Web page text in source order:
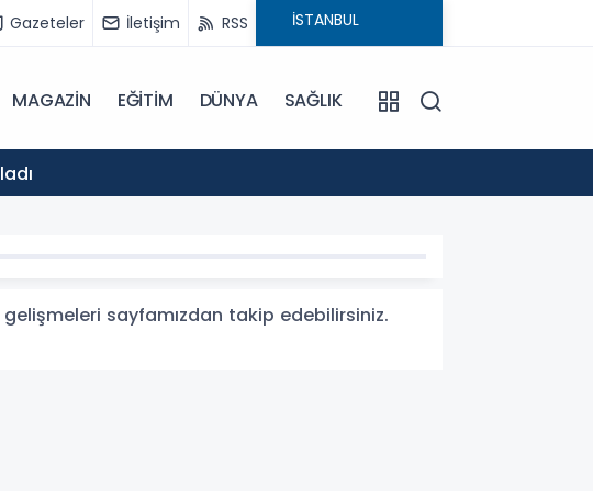
Gazeteler İletişim RSS
MAGAZİN EĞİTİM DÜNYA SAĞLIK
gelişmeleri sayfamızdan takip edebilirsiniz.